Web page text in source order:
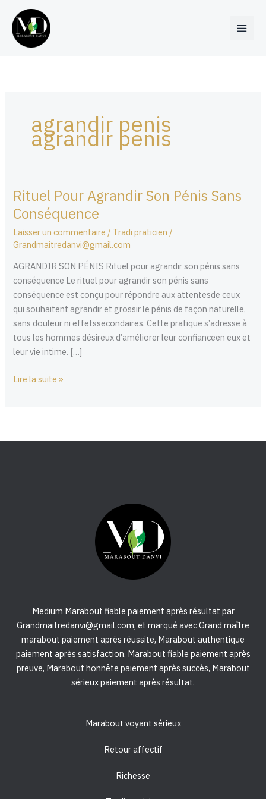
contenu
agrandir penis
agrandir penis
Rituel Pour Agrandir Son Pénis Sans
Conséquence
Laisser un commentaire / Tradi praticien /
Grandmaitredanvi@gmail.com
AGRANDIR SON PÉNIS Rituel pour agrandir son pénis sans
conséquence Le rituel pour agrandir son pénis sans
conséquence est conçu pour répondre aux attentesde ceux
qui souhaitent agrandir et grossir le pénis de façon naturelle,
sans douleur ni effetssecondaires. Cette pratique s’adresse à
tous les hommes désireux d’améliorer leur confianceen eux et
leur vie intime. […]
Rituel
Pour
Agrandir
Son
Pénis
Sans
Conséquence
Lire la suite »
Medium Marabout fiable paiement après résultat par
Grandmaitredanvi@gmail.com, et marqué avec Grand maître
marabout paiement après réussite, Marabout authentique
paiement après satisfaction, Marabout fiable paiement après
preuve, Marabout honnête paiement après succès, Marabout
sérieux paiement après résultat.
Marabout voyant sérieux
Retour affectif
Richesse